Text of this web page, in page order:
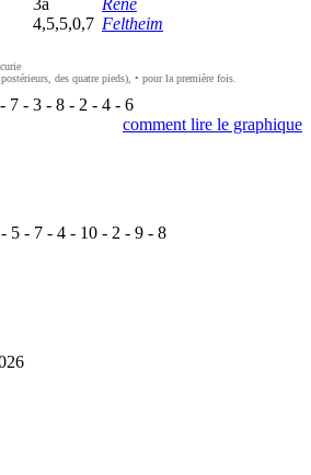
3a
4,5,5,0,7
Rene
Feltheim
des quatre pieds), • pour la première fois.
- 7 - 3 - 8 - 2 - 4 - 6
comment lire le graphique
- 5 - 7 - 4 - 10 - 2 - 9 - 8